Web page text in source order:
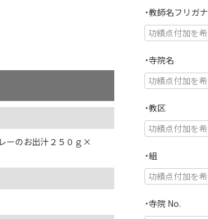
・教師名フリガナ
・寺院名
・教区
・組
・寺院 No.
レーのお出汁２５０ｇ×